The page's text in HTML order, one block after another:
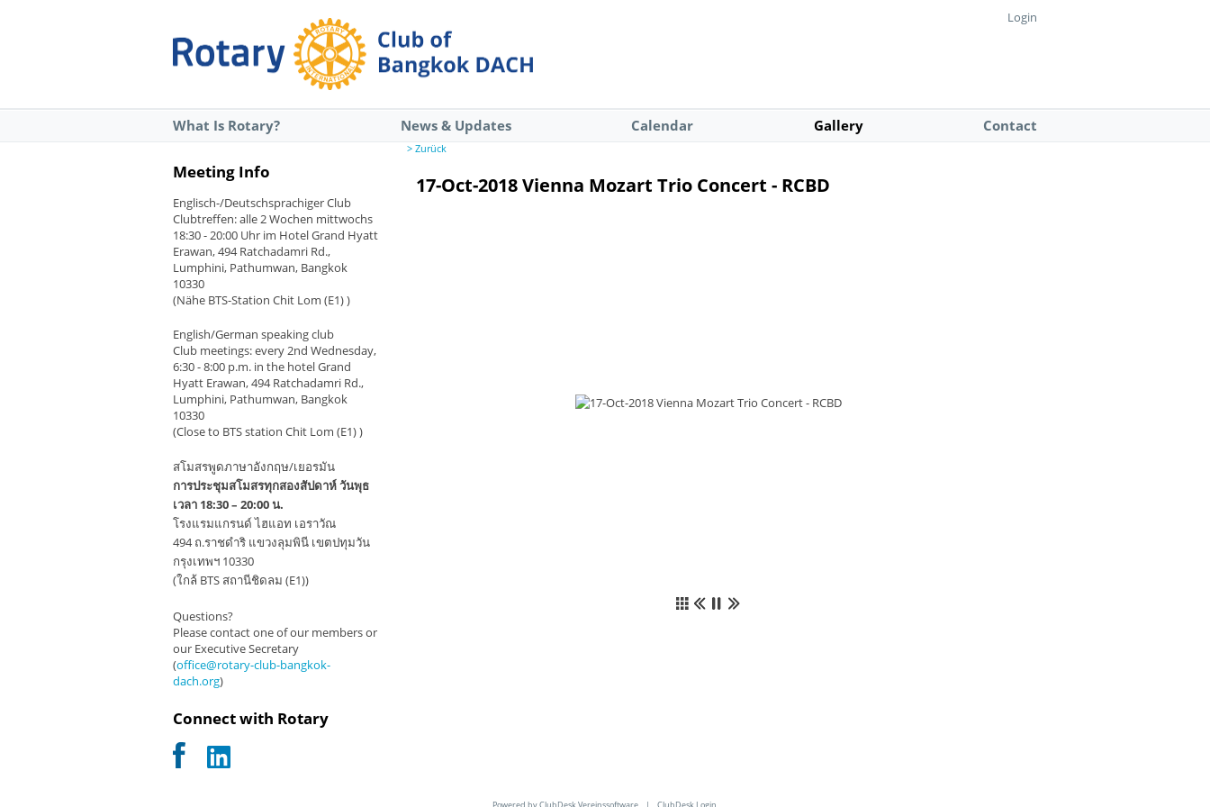
Login
What Is Rotary? News & Updates Calendar Gallery Contact
Meeting Info
Englisch-/Deutschsprachiger Club
Clubtreffen: alle 2 Wochen mittwochs
18:30 - 20:00 Uhr im Hotel Grand Hyatt
Erawan, 494 Ratchadamri Rd.,
Lumphini, Pathumwan, Bangkok
10330
(Nähe BTS-Station Chit Lom (E1) )
English/German speaking club
Club meetings: every 2nd Wednesday,
6:30 - 8:00 p.m. in the hotel Grand
Hyatt Erawan, 494 Ratchadamri Rd.,
Lumphini, Pathumwan, Bangkok
10330
(Close to BTS station Chit Lom (E1) )
สโมสรพูดภาษาอังกฤษ/เยอรมัน
การประชุมสโมสรทุกสองสัปดาห์ วันพุธ
เวลา 18:30 – 20:00 น.
โรงแรมแกรนด์ ไฮแอท เอราวัณ
494 ถ.ราชดำริ แขวงลุมพินี เขตปทุมวัน
กรุงเทพฯ 10330
(ใกล้ BTS สถานีชิดลม (E1))
Questions?
Please contact one of our members or
our Executive Secretary
(office@rotary-club-bangkok-
dach.org)
Connect with Rotary
> Zurück
17-Oct-2018 Vienna Mozart Trio Concert - RCBD
Powered by ClubDesk Vereinssoftware |ClubDesk Login